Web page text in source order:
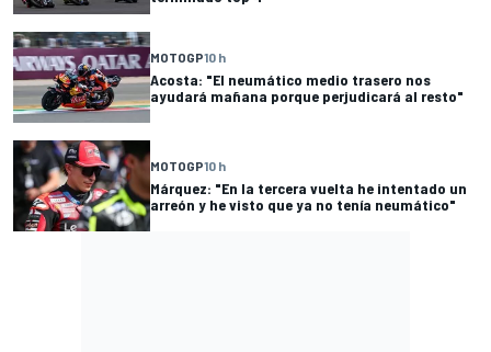
MOTOGP10 h
Acosta: "El neumático medio trasero nos
ayudará mañana porque perjudicará al resto"
MOTOGP10 h
Márquez: "En la tercera vuelta he intentado un
arreón y he visto que ya no tenía neumático"